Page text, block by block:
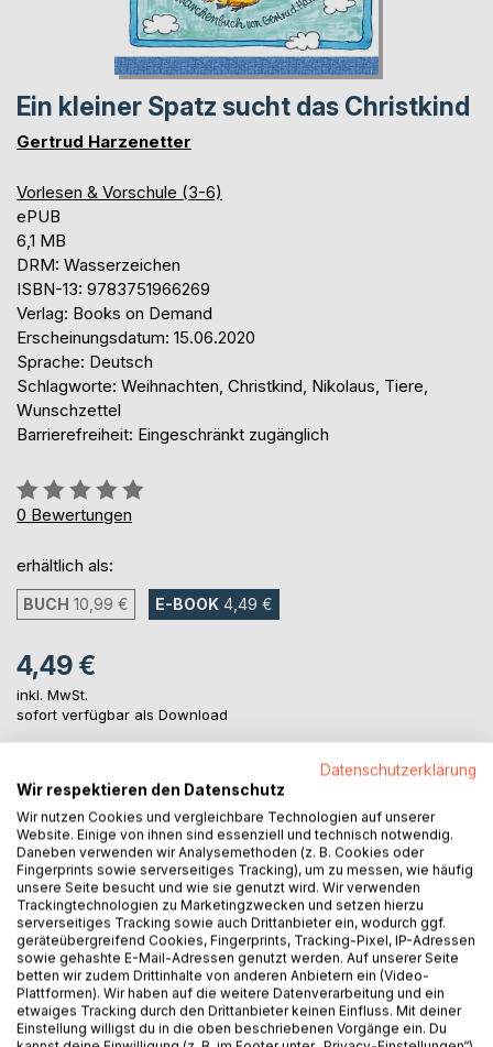
Ein kleiner Spatz sucht das Christkind
Gertrud Harzenetter
Vorlesen & Vorschule (3-6)
ePUB
6,1 MB
DRM: Wasserzeichen
ISBN-13: 9783751966269
Verlag: Books on Demand
Erscheinungsdatum: 15.06.2020
Sprache: Deutsch
Schlagworte: Weihnachten, Christkind, Nikolaus, Tiere,
Wunschzettel
Barrierefreiheit: Eingeschränkt zugänglich
Bewertung::
0%
0 Bewertungen
erhältlich als:
BUCH 10,99 € E-BOOK 4,49 €
4,49 €
inkl. MwSt.
sofort verfügbar als Download
IN DEN WARENKORB
Auf die Merkliste
Titel bewerten
Datenschutzerklärung
Wir respektieren den Datenschutz
Wir nutzen Cookies und vergleichbare Technologien auf unserer
Website. Einige von ihnen sind essenziell und technisch notwendig.
Daneben verwenden wir Analysemethoden (z. B. Cookies oder
Fingerprints sowie serverseitiges Tracking), um zu messen, wie häufig
unsere Seite besucht und wie sie genutzt wird. Wir verwenden
Trackingtechnologien zu Marketingzwecken und setzen hierzu
serverseitiges Tracking sowie auch Drittanbieter ein, wodurch ggf.
geräteübergreifend Cookies, Fingerprints, Tracking-Pixel, IP-Adressen
sowie gehashte E-Mail-Adressen genutzt werden. Auf unserer Seite
betten wir zudem Drittinhalte von anderen Anbietern ein (Video-
Plattformen). Wir haben auf die weitere Datenverarbeitung und ein
etwaiges Tracking durch den Drittanbieter keinen Einfluss. Mit deiner
Einstellung willigst du in die oben beschriebenen Vorgänge ein. Du